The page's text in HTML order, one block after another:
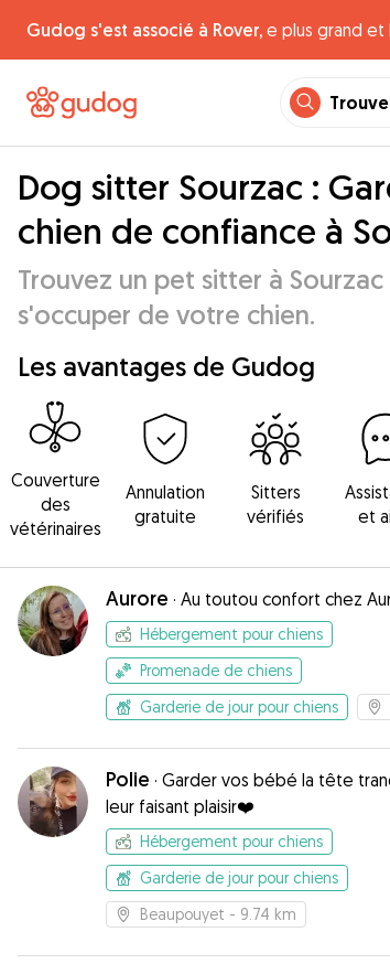
Gudog s'est associé à Rover, e plus grand et
Dog sitter Sourzac :
chien de confiance à
Trouvez un pet sitter à
s'occuper de votre chien.
Les avantages de Gudog
Couverture
des
vétérinaires
Annulation
gratuite
Sitters
vérifiés
et
Aurore · Au toutou confort chez
Hébergement pour chiens
Promenade de chiens
Garderie de jour pour chiens
Polie · Garder vos bébé la tête
leur faisant plaisir❤️
Hébergement pour chiens
Garderie de jour pour chiens
Beaupouyet - 9.74 km